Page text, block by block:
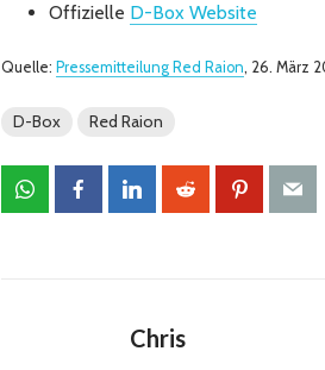
Offizielle D-Box Website
Quelle: Pressemitteilung Red Raion, 26. März
D-Box Red Raion
Chris